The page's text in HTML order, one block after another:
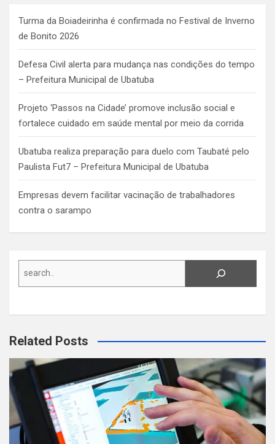
Turma da Boiadeirinha é confirmada no Festival de Inverno
de Bonito 2026
Defesa Civil alerta para mudança nas condições do tempo
– Prefeitura Municipal de Ubatuba
Projeto ‘Passos na Cidade’ promove inclusão social e
fortalece cuidado em saúde mental por meio da corrida
Ubatuba realiza preparação para duelo com Taubaté pelo
Paulista Fut7 – Prefeitura Municipal de Ubatuba
Empresas devem facilitar vacinação de trabalhadores
contra o sarampo
Search
Related Posts